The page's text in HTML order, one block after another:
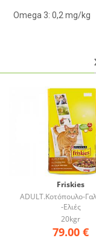
Omega 3: 0,2 mg/kg
Friskies
ADULT.Κοτόπουλο-
-Ελιές
20kgr
79.00 €